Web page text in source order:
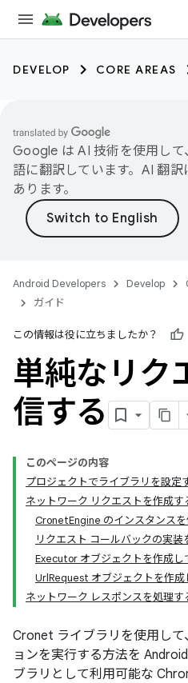
DEVELOP CORE AREAS
Google は AI 技術を使用し
語に翻訳しています。AI 翻
あります。
Android Developers Develop
ガイド
この情報は役に立ちましたか？
単純なリク
信する
このページの内容
プロジェクトでライブラリを設定
ネットワーク リクエストを作成す
CronetEngine のインスタンス
リクエスト コールバックの実装
Executor オブジェクトを作成
UrlRequest オブジェクトを作成
ネットワーク レスポンスを処理す
Cronet ライブラリを使用し
ョンを実行する方法を
ブラリとして利用可能な